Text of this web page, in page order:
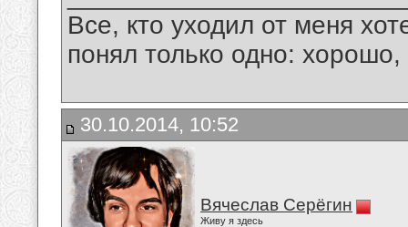
Все, кто уходил от меня
понял только одно:
30.10.2014, 10:52
Вячеслав Серёгин
Живу я здесь